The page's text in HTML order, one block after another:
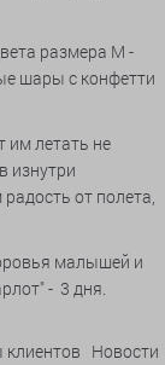
размера M -
шары с конфетти
им летать не
изнутри
от полета,
малышей и
- 3 дня.
Новости